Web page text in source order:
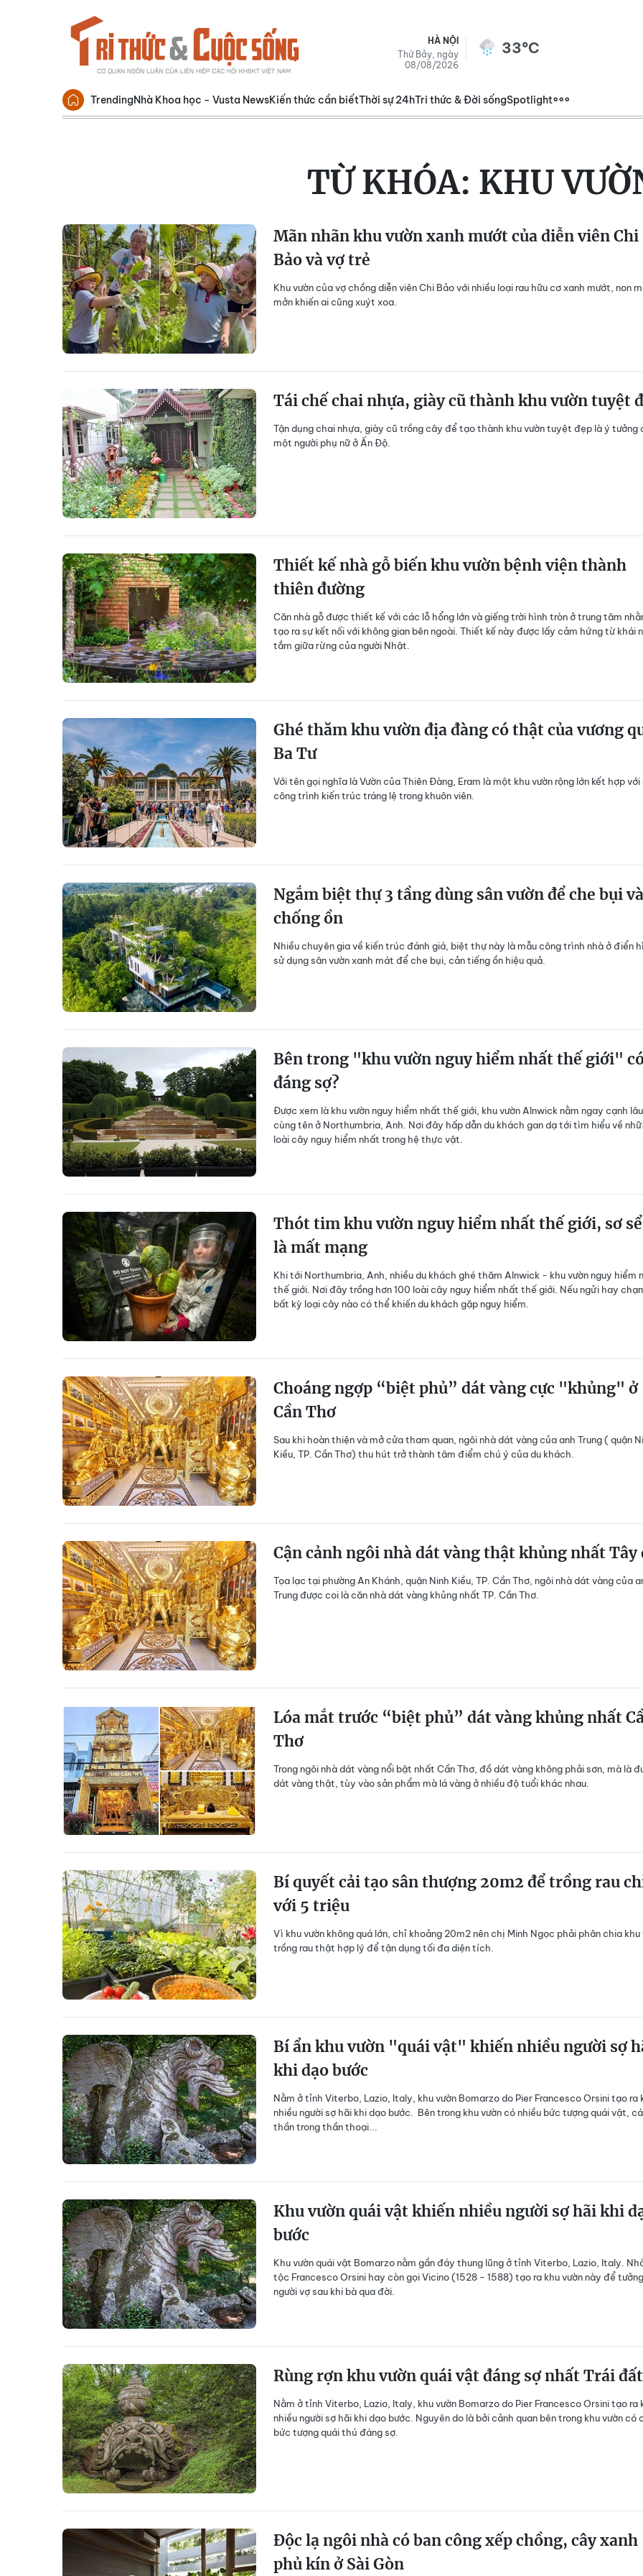
HÀ NỘI
Thứ Bảy, ngày
08/08/2026
33°C
TrendingNhà Khoa học - Vusta NewsKiến thức cần biếtThời sự 24hTri thức & Đời sốngSpotlight
TỪ KHÓA: KHU
Mãn nhãn khu vườn xanh mướt của diễn viên Chi
Bảo và vợ trẻ
Khu vườn của vợ chồng diễn viên Chi Bảo với nhiều loại rau hữu cơ xanh mướt, non
mởn khiến ai cũng xuýt xoa.
Tái chế chai nhựa, giày cũ thành khu vườn tuyệt
Tận dụng chai nhựa, giày cũ trồng cây để tạo thành khu vườn tuyệt đẹp là ý tưởng
một người phụ nữ ở Ấn Độ.
Thiết kế nhà gỗ biến khu vườn bệnh viện thành
thiên đường
Căn nhà gỗ được thiết kế với các lỗ hổng lớn và giếng trời hình tròn ở trung tâm
tạo ra sự kết nối với không gian bên ngoài. Thiết kế này được lấy cảm hứng từ khái
tắm giữa rừng của người Nhật.
Ghé thăm khu vườn địa đàng có thật của vương
Ba Tư
Với tên gọi nghĩa là Vườn của Thiên Đàng, Eram là một khu vườn rộng lớn kết hợp với
công trình kiến trúc tráng lệ trong khuôn viên.
Ngắm biệt thự 3 tầng dùng sân vườn để che bụi và
chống ồn
Nhiều chuyên gia về kiến trúc đánh giá, biệt thự này là mẫu công trình nhà ở điển
sử dụng sân vườn xanh mát để che bụi, cản tiếng ồn hiệu quả.
Bên trong "khu vườn nguy hiểm nhất thế giới"
đáng sợ?
Được xem là khu vườn nguy hiểm nhất thế giới, khu vườn Alnwick nằm ngay cạnh
cùng tên ở Northumbria, Anh. Nơi đây hấp dẫn du khách gan dạ tới tìm hiểu về
loài cây nguy hiểm nhất trong hệ thực vật.
Thót tim khu vườn nguy hiểm nhất thế giới, sơ
là mất mạng
Khi tới Northumbria, Anh, nhiều du khách ghé thăm Alnwick - khu vườn nguy hiểm
thế giới. Nơi đây trồng hơn 100 loài cây nguy hiểm nhất thế giới. Nếu ngửi hay
bất kỳ loại cây nào có thể khiến du khách gặp nguy hiểm.
Choáng ngợp “biệt phủ” dát vàng cực "khủng" ở
Cần Thơ
Sau khi hoàn thiện và mở cửa tham quan, ngôi nhà dát vàng của anh Trung ( quận
Kiều, TP. Cần Thơ) thu hút trở thành tâm điểm chú ý của du khách.
Cận cảnh ngôi nhà dát vàng thật khủng nhất Tây
Tọa lạc tại phường An Khánh, quận Ninh Kiều, TP. Cần Thơ, ngôi nhà dát vàngcủa
Trung được coi là căn nhà dát vàng khủng nhất TP. Cần Thơ.
Lóa mắt trước “biệt phủ” dát vàng khủng nhất
Thơ
Trong ngôi nhà dát vàng nổi bật nhất Cần Thơ, đồ dát vàng không phải sơn, mà là
dát vàng thật, tùy vào sản phẩm mà lá vàng ở nhiều độ tuổi khác nhau.
Bí quyết cải tạo sân thượng 20m2 để trồng rau
với 5 triệu
Vì khu vườn không quá lớn, chỉ khoảng 20m2 nên chị Minh Ngọc phải phân chia khu
trồng rau thật hợp lý để tận dụng tối đa diện tích.
Bí ẩn khu vườn "quái vật" khiến nhiều người sợ
khi dạo bước
Nằm ở tỉnh Viterbo, Lazio, Italy, khu vườn Bomarzo do Pier Francesco Orsini tạo ra
nhiều người sợ hãi khi dạo bước. Bên trong khu vườn có nhiều bức tượng quái vật,
thần trong thần thoại...
Khu vườn quái vật khiến nhiều người sợ hãi khi
bước
Khu vườn quái vật Bomarzo nằm gần đáy thung lũng ở tỉnh Viterbo, Lazio, Italy.
tộc Francesco Orsini hay còn gọi Vicino (1528 - 1588) tạo ra khu vườn này để
người vợ sau khi bà qua đời.
Rùng rợn khu vườn quái vật đáng sợ nhất Trái đất
Nằm ở tỉnh Viterbo, Lazio, Italy, khu vườn Bomarzo do Pier Francesco Orsini tạo ra
nhiều người sợ hãi khi dạo bước. Nguyên do là bởi cảnh quan bên trong khu vườn có
bức tượng quái thú đáng sợ.
Độc lạ ngôi nhà có ban công xếp chồng, cây xanh
phủ kín ở Sài Gòn